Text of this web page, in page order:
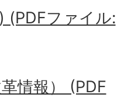
(PDFファイル:
情報） (PDF